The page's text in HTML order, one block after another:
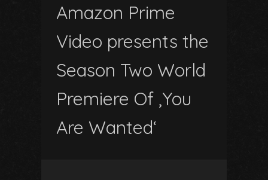
Amazon Prime
Video presents the
Season Two World
Premiere Of ‚You
Are Wanted‘